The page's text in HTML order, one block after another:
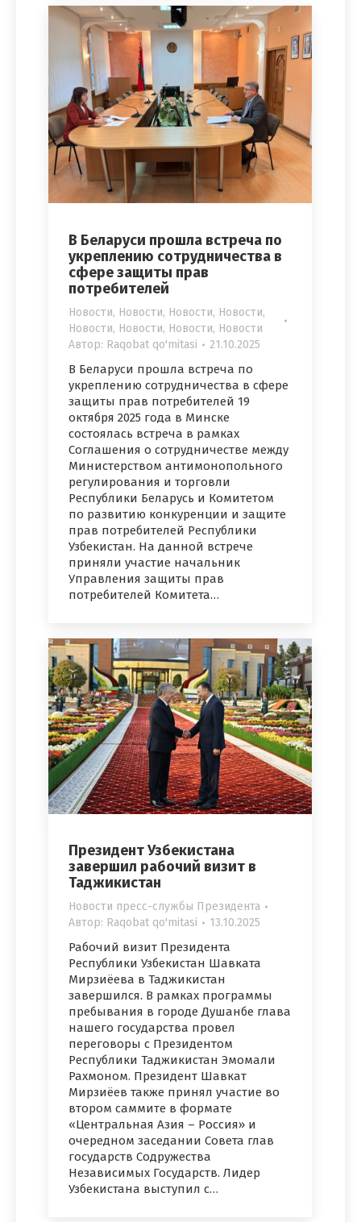
В Беларуси прошла встреча по
укреплению сотрудничества в
сфере защиты прав
потребителей
Новости, Новости, Новости, Новости,
Новости, Новости, Новости, Новости
Автор: Raqobat qo'mitasi 21.10.2025
В Беларуси прошла встреча по
укреплению сотрудничества в сфере
защиты прав потребителей 19
октября 2025 года в Минске
состоялась встреча в рамках
Соглашения о сотрудничестве между
Министерством антимонопольного
регулирования и торговли
Республики Беларусь и Комитетом
по развитию конкуренции и защите
прав потребителей Республики
Узбекистан. На данной встрече
приняли участие начальник
Управления защиты прав
потребителей Комитета…
Президент Узбекистана
завершил рабочий визит в
Таджикистан
Новости пресс-службы Президента
Автор: Raqobat qo'mitasi 13.10.2025
Рабочий визит Президента
Республики Узбекистан Шавката
Мирзиёева в Таджикистан
завершился. В рамках программы
пребывания в городе Душанбе глава
нашего государства провел
переговоры с Президентом
Республики Таджикистан Эмомали
Рахмоном. Президент Шавкат
Мирзиёев также принял участие во
втором саммите в формате
«Центральная Азия – Россия» и
очередном заседании Совета глав
государств Содружества
Независимых Государств. Лидер
Узбекистана выступил с…